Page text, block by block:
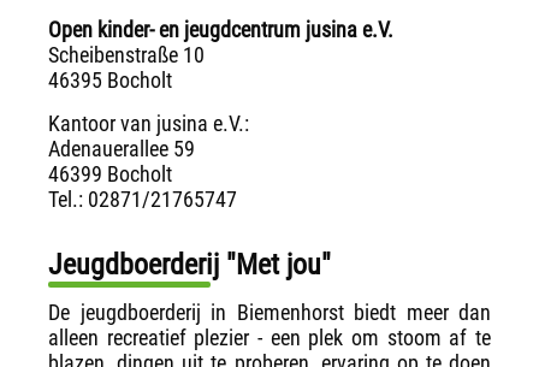
Open kinder- en jeugdcentrum jusina e.V.
Scheibenstraße 10
46395 Bocholt
Kantoor van jusina e.V.:
Adenauerallee 59
46399 Bocholt
Tel.: 02871/21765747
Jeugdboerderij "Met jou"
De jeugdboerderij in Biemenhorst biedt meer dan
alleen recreatief plezier - een plek om stoom af te